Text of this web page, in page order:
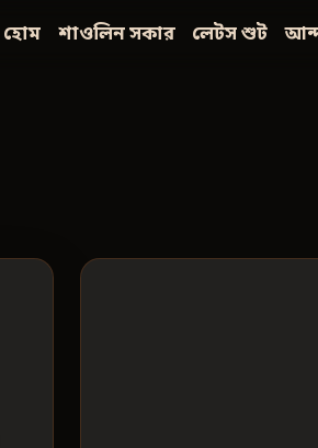
হোম শাওলিন সকার লেটস শুট